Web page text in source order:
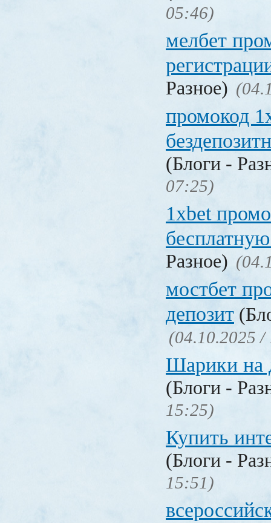
05:46)
мелбет
Разное)
промокод
(Блоги -
07:25)
1xbet
Разное)
мостбет
депозит
(04.10.2025 /
Шарики на
(Блоги -
15:25)
Купить
(Блоги -
15:51)